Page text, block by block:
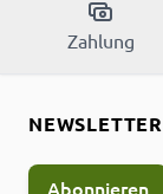
Zahlung
Abonnieren